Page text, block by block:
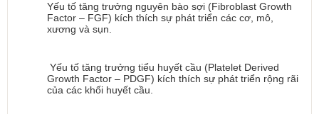
Yếu tố tăng trưởng nguyên bào sợi (Fibroblast Growth
Factor – FGF) kích thích sự phát triển các cơ, mô,
xương và sụn.
Yếu tố tăng trưởng tiểu huyết cầu (Platelet Derived
Growth Factor – PDGF) kích thích sự phát triển rộng rãi
của các khối huyết cầu.